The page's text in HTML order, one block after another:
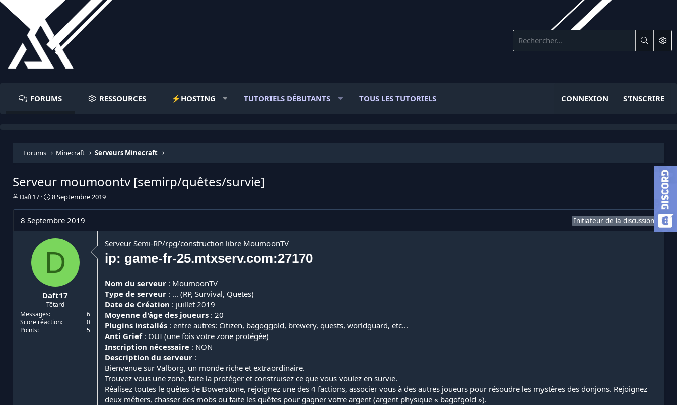
FORUMS RESSOURCES ⚡️HOSTING TUTORIELS DÉBUTANTS TOUS LES TUTORIELS CONNEXION S'INSCRIRE
Forums Minecraft Serveurs Minecraft
Serveur moumoontv [semirp/quêtes/survie]
I
t
a
d
Daft17
D
e
e
d
b
t
8 Septembre 2019
8 Septembre 2019 Initiateur de la discussion
D
Daft17
Têtard
Messages
6
Score réaction
0
Points
5
Serveur Semi-RP/rpg/construction libre MoumoonTV
ip: game-fr-25.mtxserv.com:27170
Nom du serveur : MoumoonTV
Type de serveur : ... (RP, Survival, Quetes)
Date de Création : juillet 2019
Moyenne d'âge des joueurs : 20
Plugins installés : entre autres: Citizen, bagoggold, brewery, quests, worldguard, etc...
Anti Grief: OUI (une fois votre zone protégée)
Inscription nécessaire : NON
Description du serveur :
Bienvenue sur Valborg, un monde riche et extraordinaire.
Trouvez vous une zone, faite la protéger et construisez ce que vous voulez en survie.
Réalisez toutes le quêtes de Bowerstone, rejoignez une des 4 factions, associer vous à des autres joueurs pour résoudre les mystères des donjons. Rejoignez
deux métiers, chasser des mobs ou faite les quêtes pour gagner votre argent (argent physique « bagofgold »).